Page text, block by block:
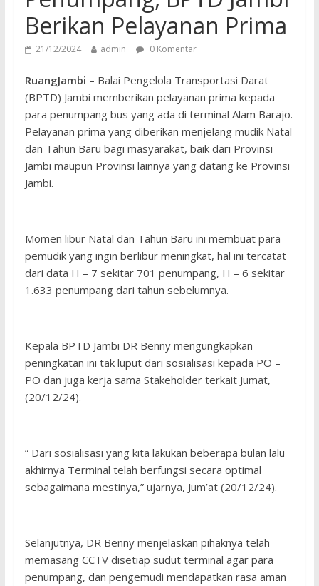
Berikan Pelayanan Prima
21/12/2024 admin 0 Komentar
RuangJambi – Balai Pengelola Transportasi Darat
(BPTD) Jambi memberikan pelayanan prima kepada
para penumpang bus yang ada di terminal Alam Barajo.
Pelayanan prima yang diberikan menjelang mudik Natal
dan Tahun Baru bagi masyarakat, baik dari Provinsi
Jambi maupun Provinsi lainnya yang datang ke Provinsi
Jambi.
Momen libur Natal dan Tahun Baru ini membuat para
pemudik yang ingin berlibur meningkat, hal ini tercatat
dari data H – 7 sekitar 701 penumpang, H – 6 sekitar
1.633 penumpang dari tahun sebelumnya.
Kepala BPTD Jambi DR Benny mengungkapkan
peningkatan ini tak luput dari sosialisasi kepada PO –
PO dan juga kerja sama Stakeholder terkait Jumat,
(20/12/24).
“ Dari sosialisasi yang kita lakukan beberapa bulan lalu
akhirnya Terminal telah berfungsi secara optimal
sebagaimana mestinya,” ujarnya, Jum’at (20/12/24).
Selanjutnya, DR Benny menjelaskan pihaknya telah
memasang CCTV disetiap sudut terminal agar para
penumpang, dan pengemudi mendapatkan rasa aman